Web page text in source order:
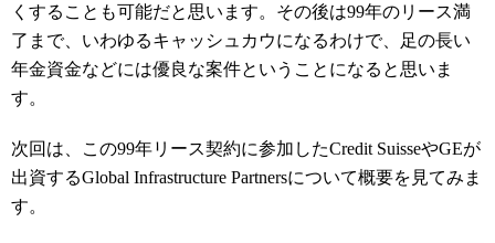
くすることも可能だと思います。その後は99年のリース満
了まで、いわゆるキャッシュカウになるわけで、足の長い
年金資金などには優良な案件ということになると思いま
す。
次回は、この99年リース契約に参加したCredit SuisseやGEが
出資するGlobal Infrastructure Partnersについて概要を見てみま
す。